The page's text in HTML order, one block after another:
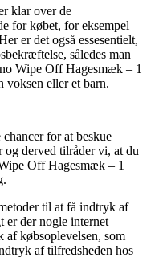
klar over de
for købet, for eksempel
er det også essesentielt,
således man
Wipe Off Hagesmæk – 1
voksen eller et barn.
for at beskue
og derved tilråder vi, at du
Off Hagesmæk – 1
til at få indtryk af
der nogle internet
købsoplevelsen, som
af tilfredsheden hos